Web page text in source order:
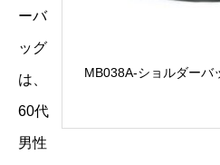
MB038A-ショルダーバ
ーバ
ッグ
は、
60代
男性